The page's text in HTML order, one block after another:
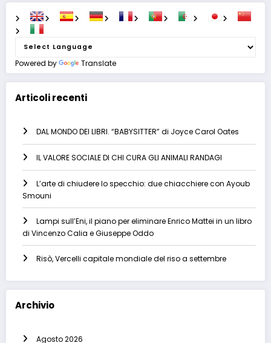
Powered by Translate
Articoli recenti
DAL MONDO DEI LIBRI. “BABYSITTER” di Joyce Carol Oates
IL VALORE SOCIALE DI CHI CURA GLI ANIMALI RANDAGI
L’arte di chiudere lo specchio: due chiacchiere con Ayoub
Smouni
Lampi sull’Eni, il piano per eliminare Enrico Mattei in un libro
di Vincenzo Calia e Giuseppe Oddo
Risò, Vercelli capitale mondiale del riso a settembre
Archivio
Agosto 2026